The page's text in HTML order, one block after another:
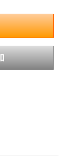
用パウッドパド
ン（板目）デザイ